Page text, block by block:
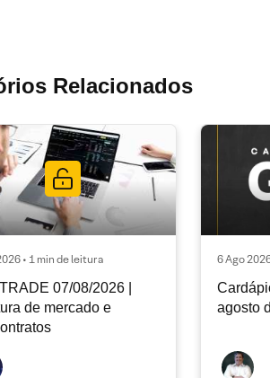
Relacionados
• 1 min de leitura
07/08/2026 |
de mercado e
6 Ago
agosto